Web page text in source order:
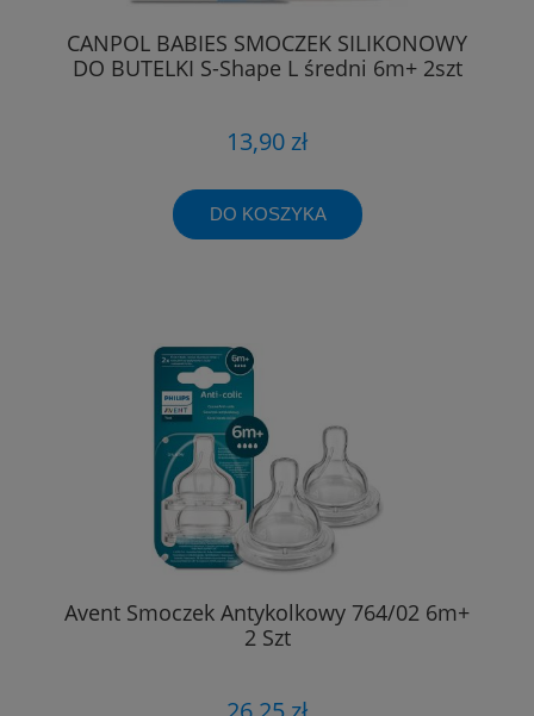
CANPOL BABIES SMOCZEK SILIKONOWY
DO BUTELKI S-Shape L średni 6m+ 2szt
13,90 zł
DO KOSZYKA
Avent Smoczek Antykolkowy 764/02 6m+
2 Szt